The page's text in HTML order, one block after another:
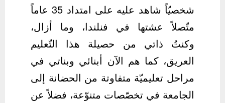
شخصيّاً شاهد عليه على امتداد 35 عاماً
متّصلاً عشتها في فنلندا، وما أزال،
وكنتُ ذاتي من حصيلة هذا التّعليم
العريق، كما هم الآن أبنائي وبناتي في
مراحل تعليميّة متفاوتة من الحضانة إلى
الجامعة في تخصّصات متنوّعة، فضلاً عن